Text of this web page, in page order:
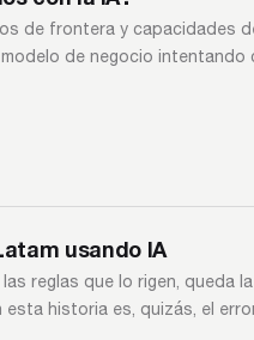
de frontera y capacidades
de negocio intentando
usando IA
reglas que lo rigen,
historia es, quizás, el